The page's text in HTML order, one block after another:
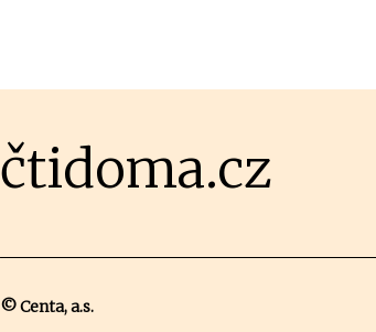
čtidoma.cz
© Centa, a.s.